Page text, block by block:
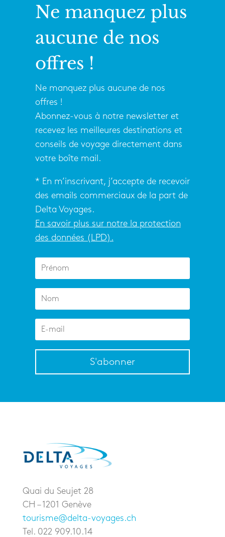
Ne manquez plus
aucune de nos
offres !
Ne manquez plus aucune de nos
offres !
Abonnez-vous à notre newsletter et
recevez les meilleures destinations et
conseils de voyage directement dans
votre boîte mail.
* En m’inscrivant, j’accepte de recevoir
des emails commerciaux de la part de
Delta Voyages.
En savoir plus sur notre la protection
des données (LPD).
S'abonner
Quai du Seujet 28
CH – 1201 Genève
tourisme@delta-voyages.ch
Tel. 022 909.10.14